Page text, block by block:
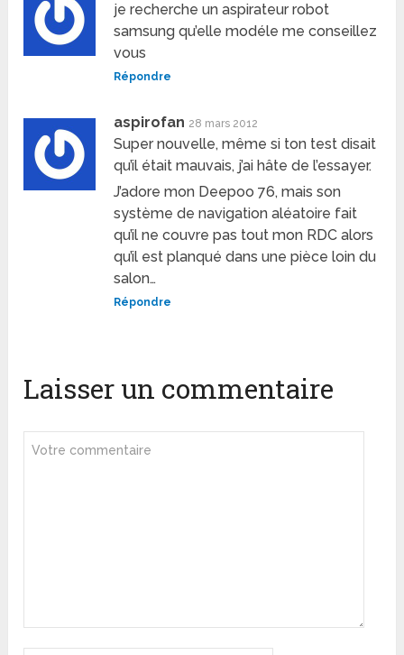
je recherche un aspirateur robot
samsung qu’elle modéle me conseillez
vous
Répondre
aspirofan 28 mars 2012
Super nouvelle, même si ton test disait
qu’il était mauvais, j’ai hâte de l’essayer.
J’adore mon Deepoo 76, mais son
système de navigation aléatoire fait
qu’il ne couvre pas tout mon RDC alors
qu’il est planqué dans une pièce loin du
salon…
Répondre
Laisser un commentaire